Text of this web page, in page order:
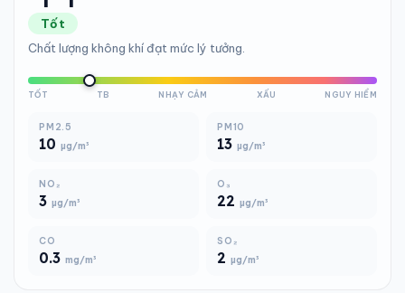
Tốt
Chất lượng không khí đạt mức lý tưởng.
TỐT TB NHẠY CẢM XẤU NGUY HIỂM
PM2.5
10 µg/m³
PM10
13 µg/m³
NO₂
3 µg/m³
O₃
22 µg/m³
CO
0.3 mg/m³
SO₂
2 µg/m³